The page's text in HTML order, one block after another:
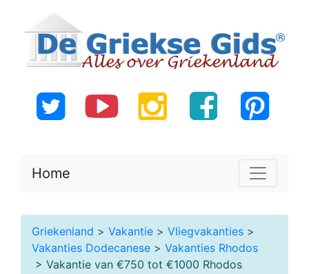
Home
Griekenland > Vakantie > Vliegvakanties >
Vakanties Dodecanese > Vakanties Rhodos
> Vakantie van €750 tot €1000 Rhodos